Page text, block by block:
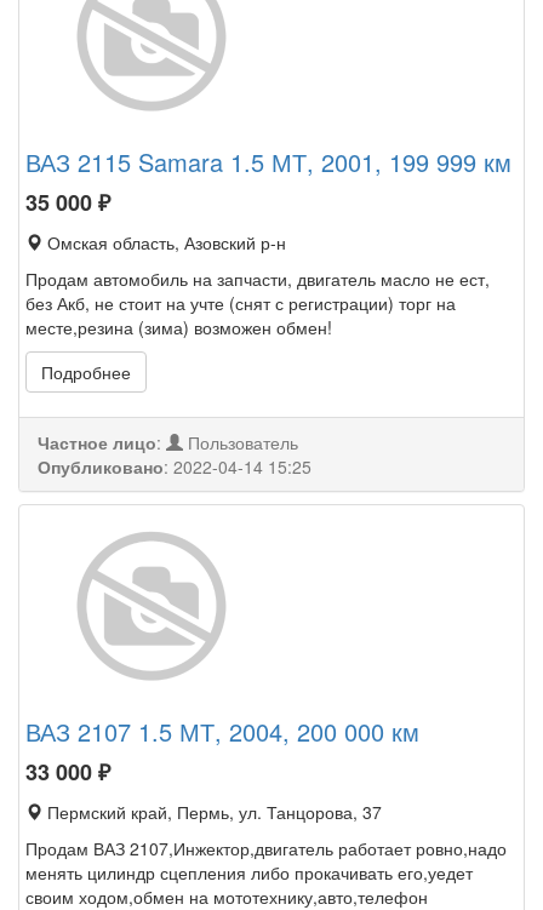
ВАЗ 2115 Samara 1.5 МТ, 2001, 199 999 км
35 000₽
Омская область, Азовский р-н
Продам автомобиль на запчасти, двигатель масло не ест,
без Акб, не стоит на учте (снят с регистрации) торг на
месте,резина (зима) возможен обмен!
Подробнее
Частное лицо:
Пользователь
Опубликовано: 2022-04-14 15:25
ВАЗ 2107 1.5 МТ, 2004, 200 000 км
33 000₽
Пермский край, Пермь, ул. Танцорова, 37
Продам ВАЗ 2107,Инжектор,двигатель работает ровно,надо
менять цилиндр сцепления либо прокачивать его,уедет
своим ходом,обмен на мототехнику,авто,телефон